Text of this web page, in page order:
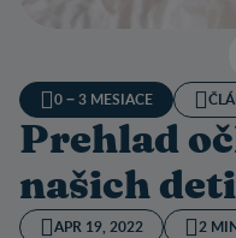
0 − 3 MESIACE
Prehlad
našich
APR 19, 2022 2